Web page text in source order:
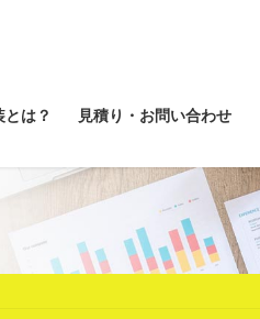
は？ 見積り・お問い合わせ